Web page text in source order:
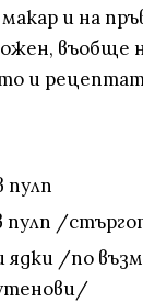
и на
въобще
и
пулп
пулп /
ядки /по